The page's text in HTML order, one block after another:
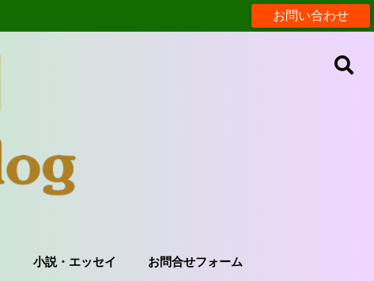
お問い合わせ
小説・エッセイ お問合せフォーム